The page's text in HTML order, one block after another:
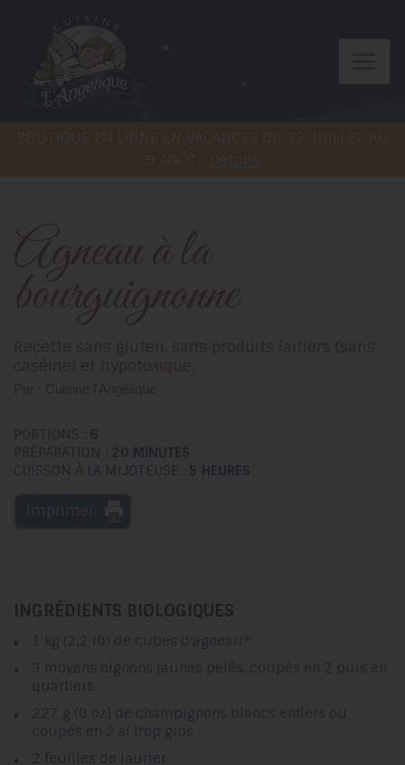
Agneau à la
bourguignonne
Recette sans gluten, sans produits laitiers (sans
caséine) et hypotoxique.
Par : Cuisine l'Angélique
PORTIONS : 6
PRÉPARATION : 20 MINUTES
CUISSON À LA MIJOTEUSE : 5 HEURES
INGRÉDIENTS BIOLOGIQUES
1 kg (2,2 lb) de cubes d'agneau*
3 moyens oignons jaunes pelés, coupés en 2 puis en
quartiers
227 g (8 oz) de champignons blancs entiers ou
coupés en 2 si trop gros
2 feuilles de laurier